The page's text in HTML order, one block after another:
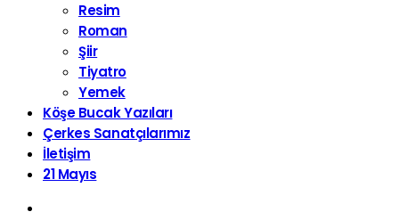
Resim
Roman
Şiir
Tiyatro
Yemek
Köşe Bucak Yazıları
Çerkes Sanatçılarımız
İletişim
21 Mayıs